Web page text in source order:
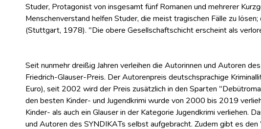
Studer, Protagonist von insgesamt fünf Romanen und mehrerer
Menschenverstand helfen Studer, die meist tragischen Fälle zu
(Stuttgart, 1978). "Die obere Gesellschaftschicht erscheint als
Seit nunmehr dreißig Jahren verleihen die Autorinnen und Autoren
Friedrich-Glauser-Preis. Der Autorenpreis deutschsprachige
Euro), seit 2002 wird der Preis zusätzlich in den Sparten
den besten Kinder- und Jugendkrimi wurde von 2000 bis 2019
Kinder- als auch ein Glauser in der Kategorie Jugendkrimi
und Autoren des SYNDIKATs selbst aufgebracht. Zudem gibt es